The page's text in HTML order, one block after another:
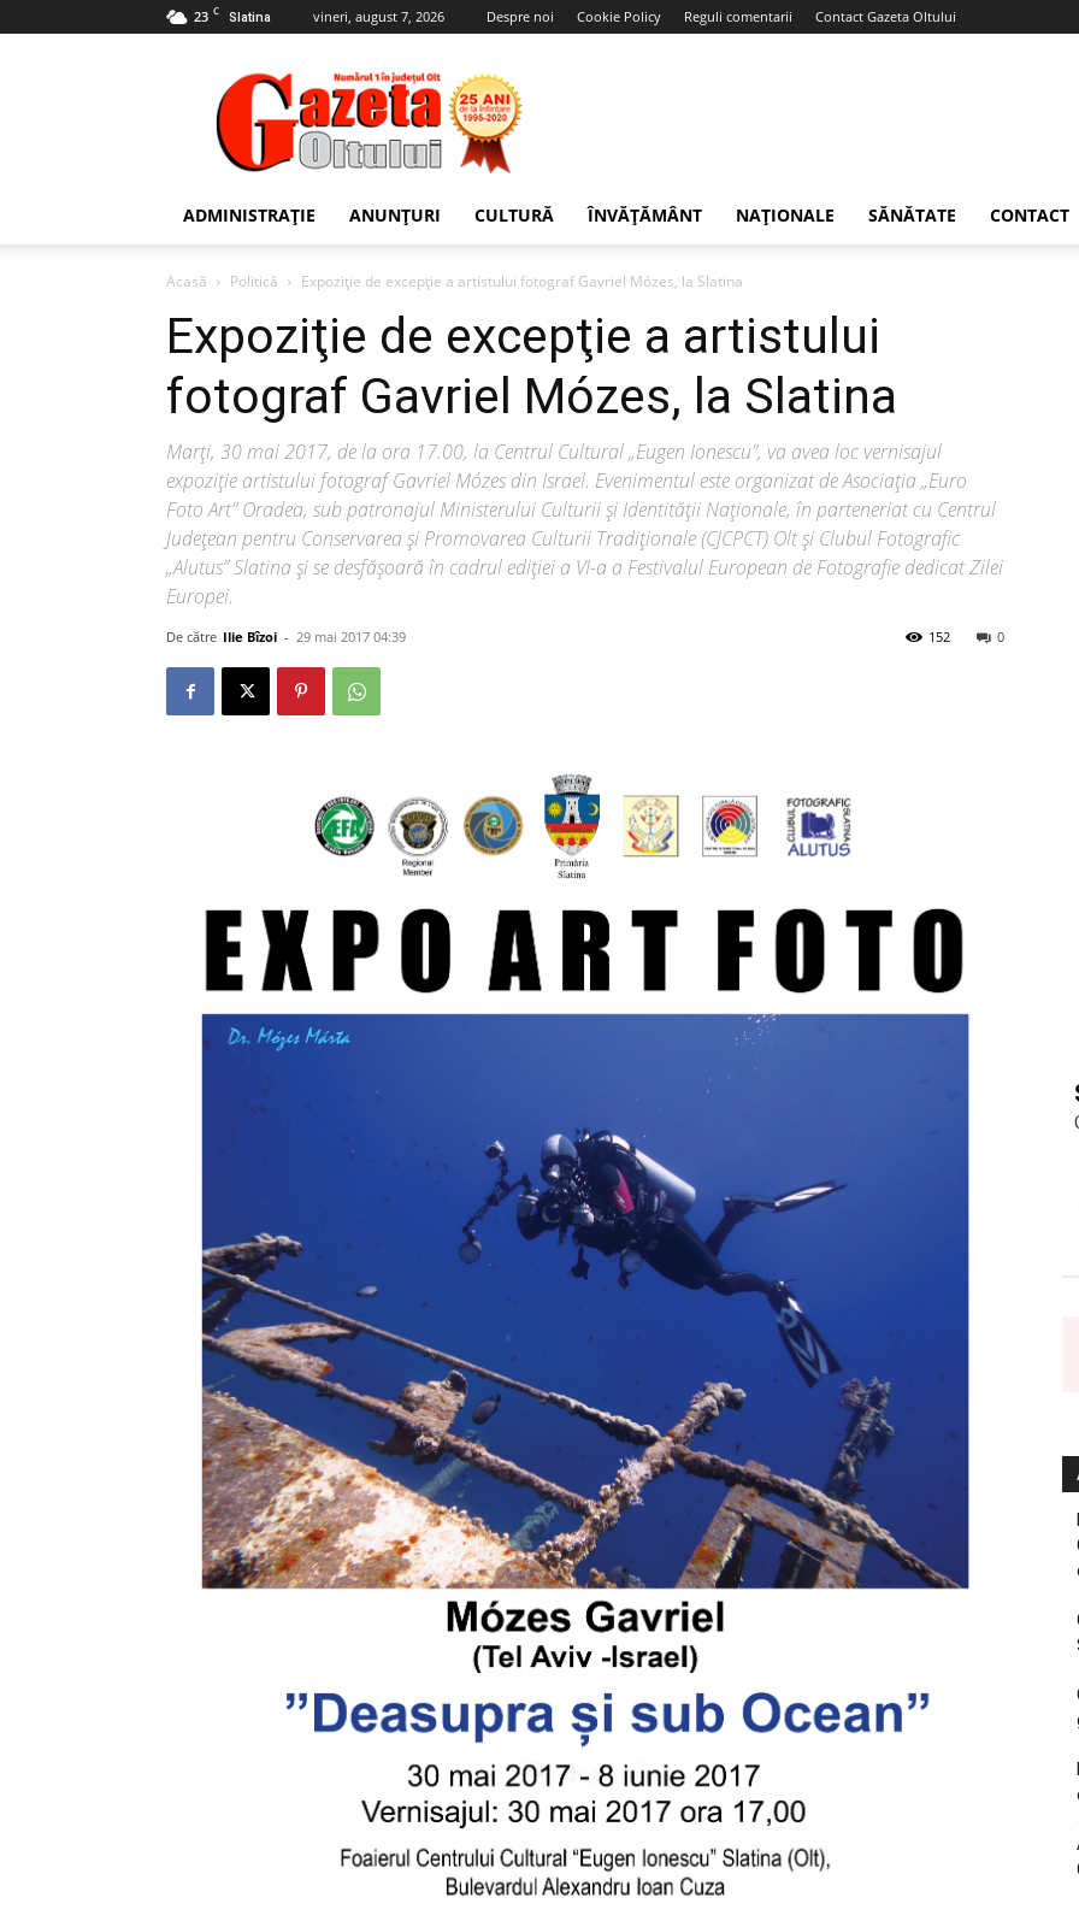
23 C Slatina vineri, august 7, 2026 Despre noi Cookie Policy Reguli comentarii Contact Gazeta Oltului
Gazeta
Oltului
ADMINISTRAȚIE ANUNȚURI CULTURĂ ÎNVĂȚĂMÂNT NAȚIONALE SĂNĂTATE CONTACT
Acasă Politică Expoziţie de excepţie a artistului fotograf Gavriel Mózes, la Slatina
Expoziţie de excepţie a artistului
fotograf Gavriel Mózes, la Slatina
Marţi, 30 mai 2017, de la ora 17.00, la Centrul Cultural „Eugen Ionescu”, va avea loc vernisajul
expoziţie artistului fotograf Gavriel Mózes din Israel. Evenimentul este organizat de Asociaţia „Euro
Foto Art” Oradea, sub patronajul Ministerului Culturii şi Identităţii Naţionale, în parteneriat cu Centrul
Judeţean pentru Conservarea şi Promovarea Culturii Tradiţionale (CJCPCT) Olt şi Clubul Fotografic
„Alutus” Slatina şi se desfăşoară în cadrul ediţiei a VI-a a Festivalul European de Fotografie dedicat Zilei
Europei.
De către Ilie Bîzoi - 29 mai 2017 04:39 0
152